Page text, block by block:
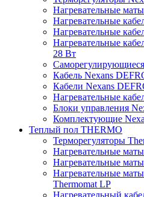
Нагревательные
Нагревательные
Нагревательные
Нагревательные
28 Вт
Кабель Nexans
Кабели Nexans
Нагревательные
Блоки управления
Комплектующие
Теплый пол THERMO
Терморегуляторы
Нагревательные
Нагревательные
Нагревательные
Thermomat LP
Нагревательный